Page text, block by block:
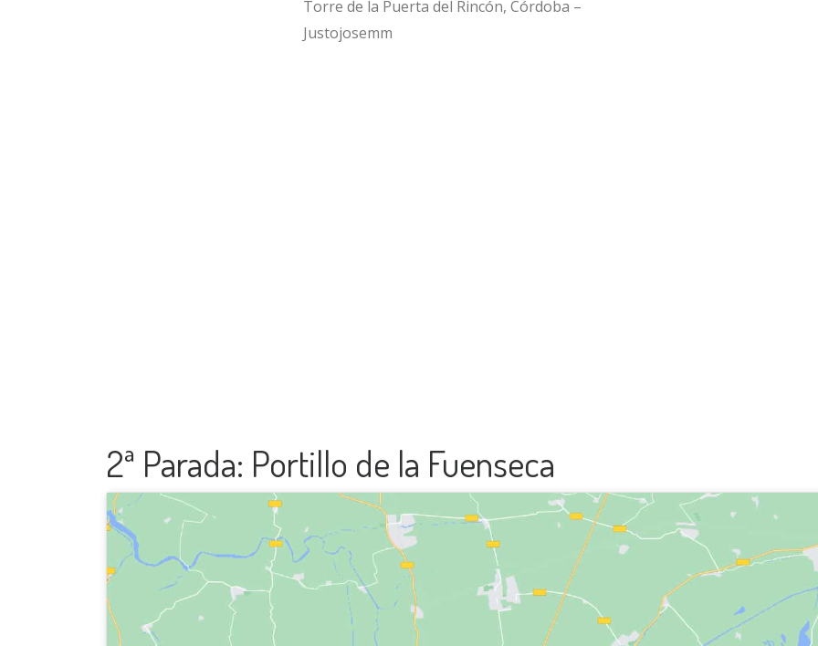
Torre de la Puerta del Rincón, Córdoba –
Justojosemm
2ª Parada: Portillo de la Fuenseca